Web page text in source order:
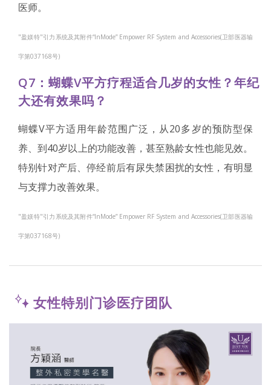
医师。
"盈媄特"引力系统及其附件“InMode” Empower RF System and Accessories(卫部医器输
字第037168号)
Q7：蝴蝶V平方疗程适合几岁的女性？年纪
大还有效果吗？
蝴蝶V平方适用年龄范围广泛，从20多岁的预防型保
养、到40岁以上的功能改善，甚至熟龄女性也能见效。
特别针对产后、停经前后有尿失禁困扰的女性，有明显
与支撑力改善效果。
"盈媄特"引力系统及其附件“InMode” Empower RF System and Accessories(卫部医器输
字第037168号)
女性特别门诊医疗团队